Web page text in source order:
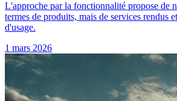
L'approche par la fonctionnalité propose de
termes de produits, mais de services rendus
d'usage.
1 mars 2026